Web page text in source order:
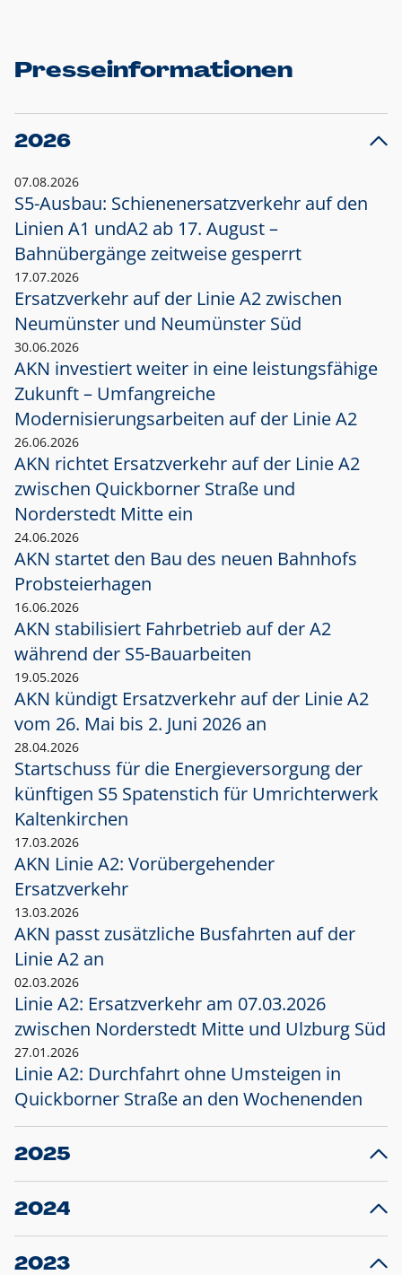
Presseinformationen
2026
07.08.2026
S5-Ausbau: Schienenersatzverkehr auf den
Linien A1 undA2 ab 17. August –
Bahnübergänge zeitweise gesperrt
17.07.2026
Ersatzverkehr auf der Linie A2 zwischen
Neumünster und Neumünster Süd
30.06.2026
AKN investiert weiter in eine leistungsfähige
Zukunft – Umfangreiche
Modernisierungsarbeiten auf der Linie A2
26.06.2026
AKN richtet Ersatzverkehr auf der Linie A2
zwischen Quickborner Straße und
Norderstedt Mitte ein
24.06.2026
AKN startet den Bau des neuen Bahnhofs
Probsteierhagen
16.06.2026
AKN stabilisiert Fahrbetrieb auf der A2
während der S5-Bauarbeiten
19.05.2026
AKN kündigt Ersatzverkehr auf der Linie A2
vom 26. Mai bis 2. Juni 2026 an
28.04.2026
Startschuss für die Energieversorgung der
künftigen S5 Spatenstich für Umrichterwerk
Kaltenkirchen
17.03.2026
AKN Linie A2: Vorübergehender
Ersatzverkehr
13.03.2026
AKN passt zusätzliche Busfahrten auf der
Linie A2 an
02.03.2026
Linie A2: Ersatzverkehr am 07.03.2026
zwischen Norderstedt Mitte und Ulzburg Süd
27.01.2026
Linie A2: Durchfahrt ohne Umsteigen in
Quickborner Straße an den Wochenenden
2025
23.12.2025
Projekt S5: Start der Bauarbeiten am
2024
10.12.2024
Großprojekt S5: Sperrung der Bahnstraße in
2023